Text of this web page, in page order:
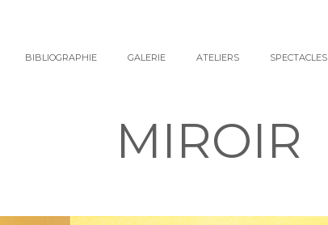
BIBLIOGRAPHIE GALERIE ATELIERS SPECTACLES
MIROIR